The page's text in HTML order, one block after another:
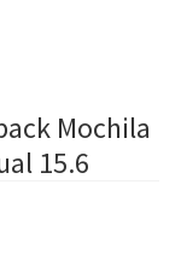
Mochila
15.6